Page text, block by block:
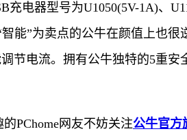
电器型号为U1050(5V-1A)、
能”为卖点的公牛在颜值上也很
节电流。拥有公牛独特的5重安
PChome网友不妨关注公牛官方